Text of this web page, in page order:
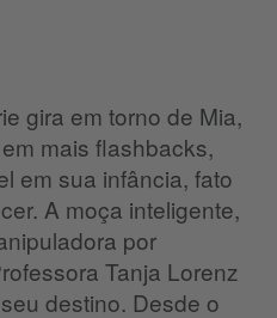
gira em torno de Mia,
mais flashbacks,
em sua infância, fato
A moça inteligente,
por
Tanja Lorenz
destino. Desde o